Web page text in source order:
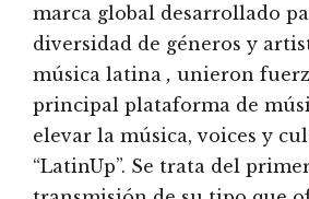
marca global desarrollado
diversidad de géneros y
música latina , unieron
principal plataforma de
elevar la música, voices y
“LatinUp”. Se trata del